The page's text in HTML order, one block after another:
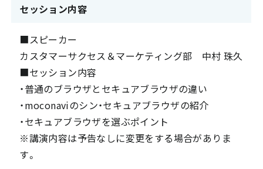
セッション内容
■スピーカー
カスタマーサクセス＆マーケティング部 中村 珠久
■セッション内容
・普通のブラウザとセキュアブラウザの違い
・moconaviのシン・セキュアブラウザの紹介
・セキュアブラウザを選ぶポイント
※講演内容は予告なしに変更をする場合がありま
す。